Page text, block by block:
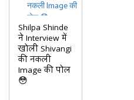
Shilpa Shinde
ने Interview में
खोली Shivangi
की नकली
Image की पोल
😳